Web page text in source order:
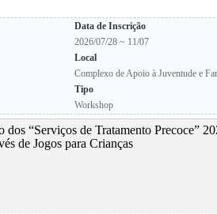
Data de Inscrição
2026/07/28 ~ 11/07
Local
Complexo de Apoio à Juventude e
Tipo
Workshop
“Serviços de Tratamento Precoce”
de Jogos para Crianças